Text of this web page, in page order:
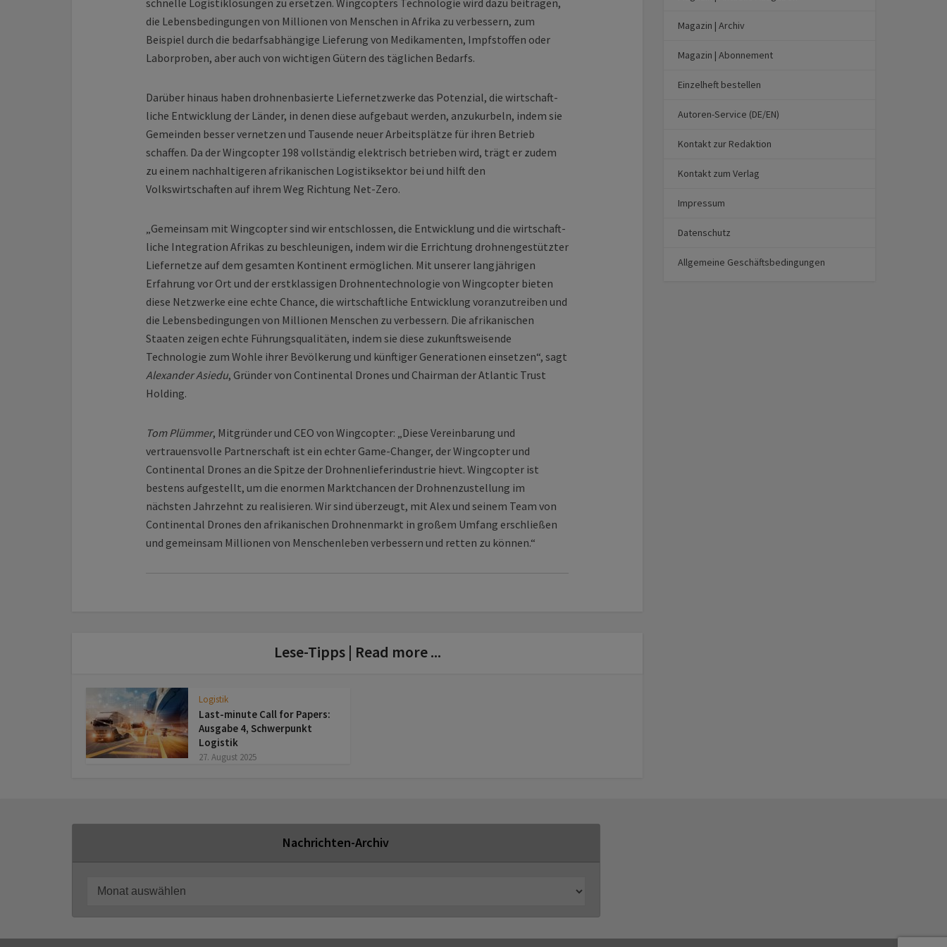
schnelle Logistik­lösungen zu ersetzen. Wingcopters Technologie wird dazu beitragen,
die Lebens­bedingungen von Millionen von Menschen in Afrika zu verbessern, zum
Beispiel durch die bedarfs­abhängige Lieferung von Medikamenten, Impfstoffen oder
Laborproben, aber auch von wichtigen Gütern des täglichen Bedarfs.
Darüber hinaus haben drohnen­basierte Liefer­netzwerke das Potenzial, die wirtschaft­
liche Entwicklung der Länder, in denen diese aufgebaut werden, anzukurbeln, indem sie
Gemeinden besser vernetzen und Tausende neuer Arbeitsplätze für ihren Betrieb
schaffen. Da der Wingcopter 198 vollständig elektrisch betrieben wird, trägt er zudem
zu einem nachhaltigeren afrikanischen Logistik­sektor bei und hilft den
Volkswirtschaften auf ihrem Weg Richtung Net-Zero.
„Gemeinsam mit Wingcopter sind wir entschlossen, die Entwicklung und die wirt­schaft­
liche Integration Afrikas zu beschleunigen, indem wir die Errichtung drohnen­gestützter
Liefernetze auf dem gesamten Kontinent ermöglichen. Mit unserer langjährigen
Erfahrung vor Ort und der erst­klassigen Drohnen­technologie von Wingcopter bieten
diese Netzwerke eine echte Chance, die wirt­schaftliche Entwicklung voranzutreiben und
die Lebens­bedingungen von Millionen Menschen zu verbessern. Die afrikanischen
Staaten zeigen echte Führungs­qualitäten, indem sie diese zukunftsweisende
Technologie zum Wohle ihrer Bevölkerung und künftiger Generationen einsetzen“, sagt
Alexander Asiedu, Gründer von Continental Drones und Chairman der Atlantic Trust
Holding.
Tom Plümmer, Mitgründer und CEO von Wingcopter: „Diese Vereinbarung und
vertrauens­volle Partnerschaft ist ein echter Game-Changer, der Wingcopter und
Continental Drones an die Spitze der Drohnen­liefer­industrie hievt. Wingcopter ist
bestens aufgestellt, um die enormen Marktchancen der Drohnen­zustellung im
nächsten Jahrzehnt zu realisieren. Wir sind überzeugt, mit Alex und seinem Team von
Continental Drones den afrikanischen Drohnenmarkt in großem Umfang erschließen
und gemeinsam Millionen von Menschen­leben verbessern und retten zu können.“
Lese-Tipps | Read more ...
Logistik
Last-minute Call for Papers:
Ausgabe 4, Schwerpunkt
Logistik
27. August 2025
Magazin | Archiv
Magazin | Abonnement
Einzelheft bestellen
Autoren-Service (DE/EN)
Kontakt zur Redaktion
Kontakt zum Verlag
Impressum
Datenschutz
Allgemeine Geschäftsbedingungen
Nachrichten-Archiv